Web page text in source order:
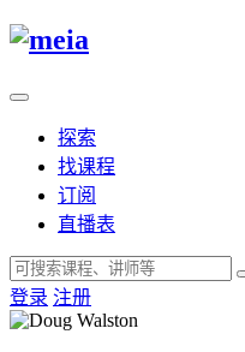
探索
找课程
订阅
直播表
登录 注册